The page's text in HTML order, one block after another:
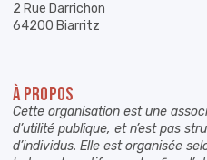
2 Rue Darrichon
64200 Biarritz
À PROPOS
Cette organisation est une
d’utilité publique, et n’est pas
d’individus. Elle est organisée